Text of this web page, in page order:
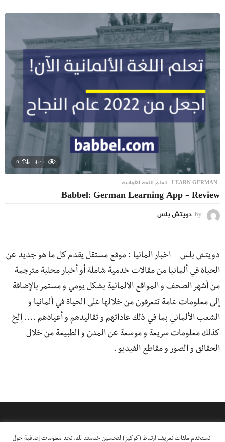
4.4k
0
LEARN GERMAN
,
تعلم اللغة الالمانية
Babbel: German Learning App – Review
by دويتش بلس
دويتش بلس – اخبار المانيا : موقع مستقل يقدم كل ما هو جديد عن
الحياة في ألمانيا من مقالات خدمية شاملة أو أخبار محلية مترجمة
من أشهر الصحف و المواقع الألمانية بشكل يومي و مستمر بالإضافة
إلى معلومات عامة تتعرفون من خلالها على الحياة في ألمانيا و
الشعب الألماني بما في ذلك عاداتهم و تقاليدهم و أعيادهم …. إلخ
كذلك معلومات سريعة و موسعة عن المدن و الطبيعة من خلال
الحقائق و الصور و مقاطع الفيديو .
نستخدم ملفات تعريف ارتباط (كوكيز) لتحسين خدمتنا لك. تجد معلومات إضافية حول